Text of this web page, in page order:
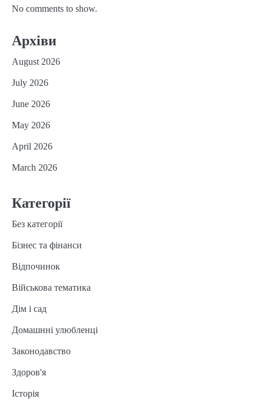
No comments to show.
Архіви
August 2026
July 2026
June 2026
May 2026
April 2026
March 2026
Категорії
Без категорії
Бізнес та фінанси
Відпочинок
Військова тематика
Дім і сад
Домашнні улюбленці
Законодавство
Здоров'я
Історія